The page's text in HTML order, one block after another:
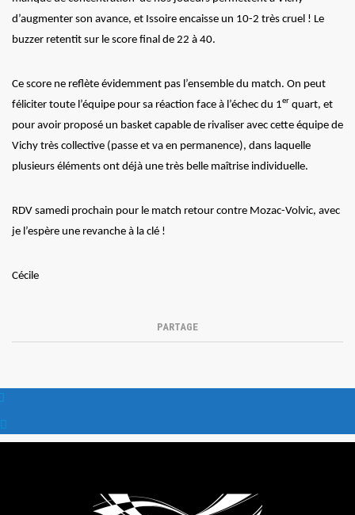
d’augmenter son avance, et Issoire encaisse un 10-2 très cruel ! Le
buzzer retentit sur le score final de 22 à 40.
Ce score ne reflète évidemment pas l’ensemble du match. On peut
féliciter toute l’équipe pour sa réaction face à l’échec du 1er quart, et
pour avoir proposé un basket capable de rivaliser avec cette équipe de
Vichy très collective (passe et va en permanence), dans laquelle
plusieurs éléments ont déjà une très belle maîtrise individuelle.
RDV samedi prochain pour le match retour contre Mozac-Volvic, avec
je l’espère une revanche à la clé !
Cécile
PARTAGE